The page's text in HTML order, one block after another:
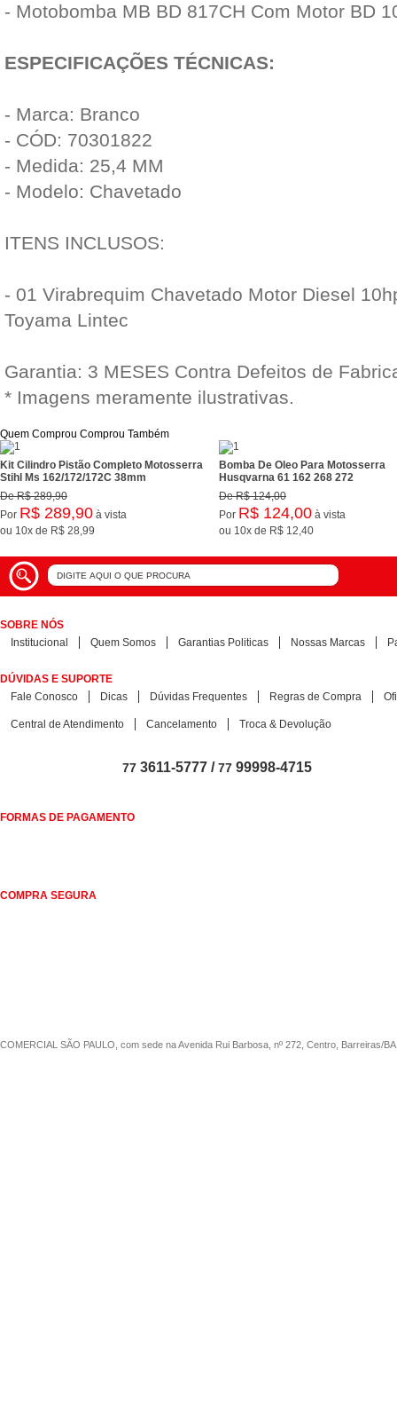
- Motobomba MB BD 817CH Com Motor BD
ESPECIFICAÇÕES TÉCNICAS:
- Marca: Branco
- CÓD: 70301822
- Medida: 25,4 MM
- Modelo: Chavetado
ITENS INCLUSOS:
- 01 Virabrequim Chavetado Motor Diesel
Toyama Lintec
Garantia: 3 MESES Contra Defeitos de
* Imagens meramente ilustrativas.
Quem Comprou Comprou Também
Kit Cilindro Pistão Completo Motosserra
Stihl Ms 162/172/172C 38mm
DeR$ 289,90
Por R$ 289,90 à vista
ou 10x de R$ 28,99
Bomba De Oleo Para Motosserra
Husqvarna 61 162 268 272
DeR$ 124,00
Por R$ 124,00 à vista
ou 10x de R$ 12,40
SOBRE NÓS
Institucional
Quem Somos Garantias Politicas Nossas Marcas
DÚVIDAS E SUPORTE
Fale Conosco
Dicas Dúvidas Frequentes Regras de Compra
Central de Atendimento Cancelamento Troca & Devolução
77 3611-5777 /77 99998-4715
FORMAS DE PAGAMENTO
COMPRA SEGURA
COMERCIAL SÃO PAULO, com sede na Avenida Rui Barbosa, nº 272, Centro, Barreiras/